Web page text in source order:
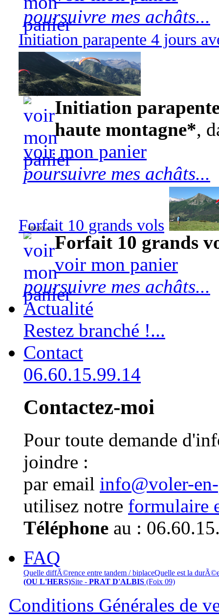
poursuivre mes achâts...
Initiation parapente 4 jours
570,00 euros
Initiation
haute montagne*,
voir mon panier
poursuivre mes achâts...
Forfait 10 grands vols
480,00 euros
Forfait 10 grands
voir mon panier
poursuivre mes achâts...
Actualité
Restez branché !...
Contact
06.60.15.99.14
Contactez-moi
Pour toute demande
joindre :
par email info@voler-
utilisez notre formulaire
Téléphone au :
FAQ
Quelle diffÃ©rence entre tandem / biplaceQuelle est la
(OU L'HERS)Site - PRAT D'ALBIS (Foix 09)
Conditions Générales de